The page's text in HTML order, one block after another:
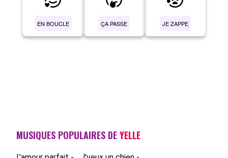
EN BOUCLE ÇA PASSE JE ZAPPE
MUSIQUES POPULAIRES DEYELLE